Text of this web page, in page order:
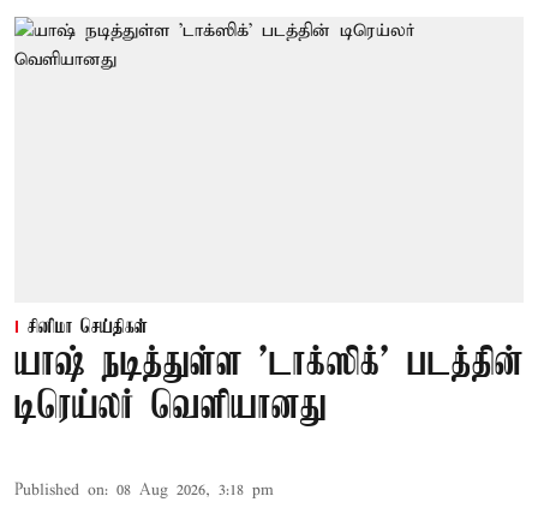
சினிமா செய்திகள்
யாஷ் நடித்துள்ள 'டாக்‌ஸிக்' படத்தின்
டிரெய்லர் வெளியானது
Published on: 08 Aug 2026, 3:18 pm